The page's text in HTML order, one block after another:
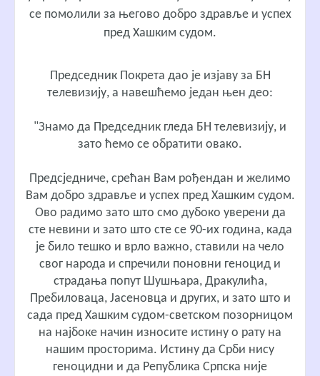
се помолили за његово добро здравље и успех
пред Хашким судом.
Председник Покрета дао је изјаву за БН
телевизију, а навешћемо један њен део:
"Знамо да Председник гледа БН телевизију, и
зато ћемо се обратити овако.
Предсједниче, срећан Вам рођендан и желимо
Вам добро здравље и успех пред Хашким судом.
Ово радимо зато што смо дубоко уверени да
сте невини и зато што сте се 90-их година, када
је било тешко и врло важно, ставили на чело
свог народа и спречили поновни геноцид и
страдања попут Шушњара, Дракулића,
Пребиловаца, Јасеновца и других, и зато што и
сада пред Хашким судом-светском позорницом
на најбоке начин износите истину о рату на
нашим просторима. Истину да Срби нису
геноцидни и да Република Српска није